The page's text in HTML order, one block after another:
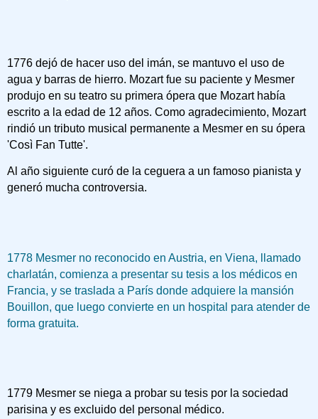
1776 dejó de hacer uso del imán, se mantuvo el uso de
agua y barras de hierro. Mozart fue su paciente y Mesmer
produjo en su teatro su primera ópera que Mozart había
escrito a la edad de 12 años. Como agradecimiento, Mozart
rindió un tributo musical permanente a Mesmer en su ópera
'Così Fan Tutte'.
Al año siguiente curó de la ceguera a un famoso pianista y
generó mucha controversia.
1778 Mesmer no reconocido en Austria, en Viena, llamado
charlatán, comienza a presentar su tesis a los médicos en
Francia, y se traslada a París donde adquiere la mansión
Bouillon, que luego convierte en un hospital para atender de
forma gratuita.
1779 Mesmer se niega a probar su tesis por la sociedad
parisina y es excluido del personal médico.